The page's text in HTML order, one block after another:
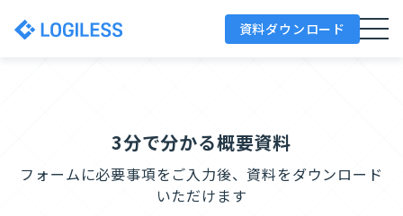
資料ダウンロード
3分で分かる概要資料
フォームに必要事項をご入力後、資料をダウンロード
いただけます